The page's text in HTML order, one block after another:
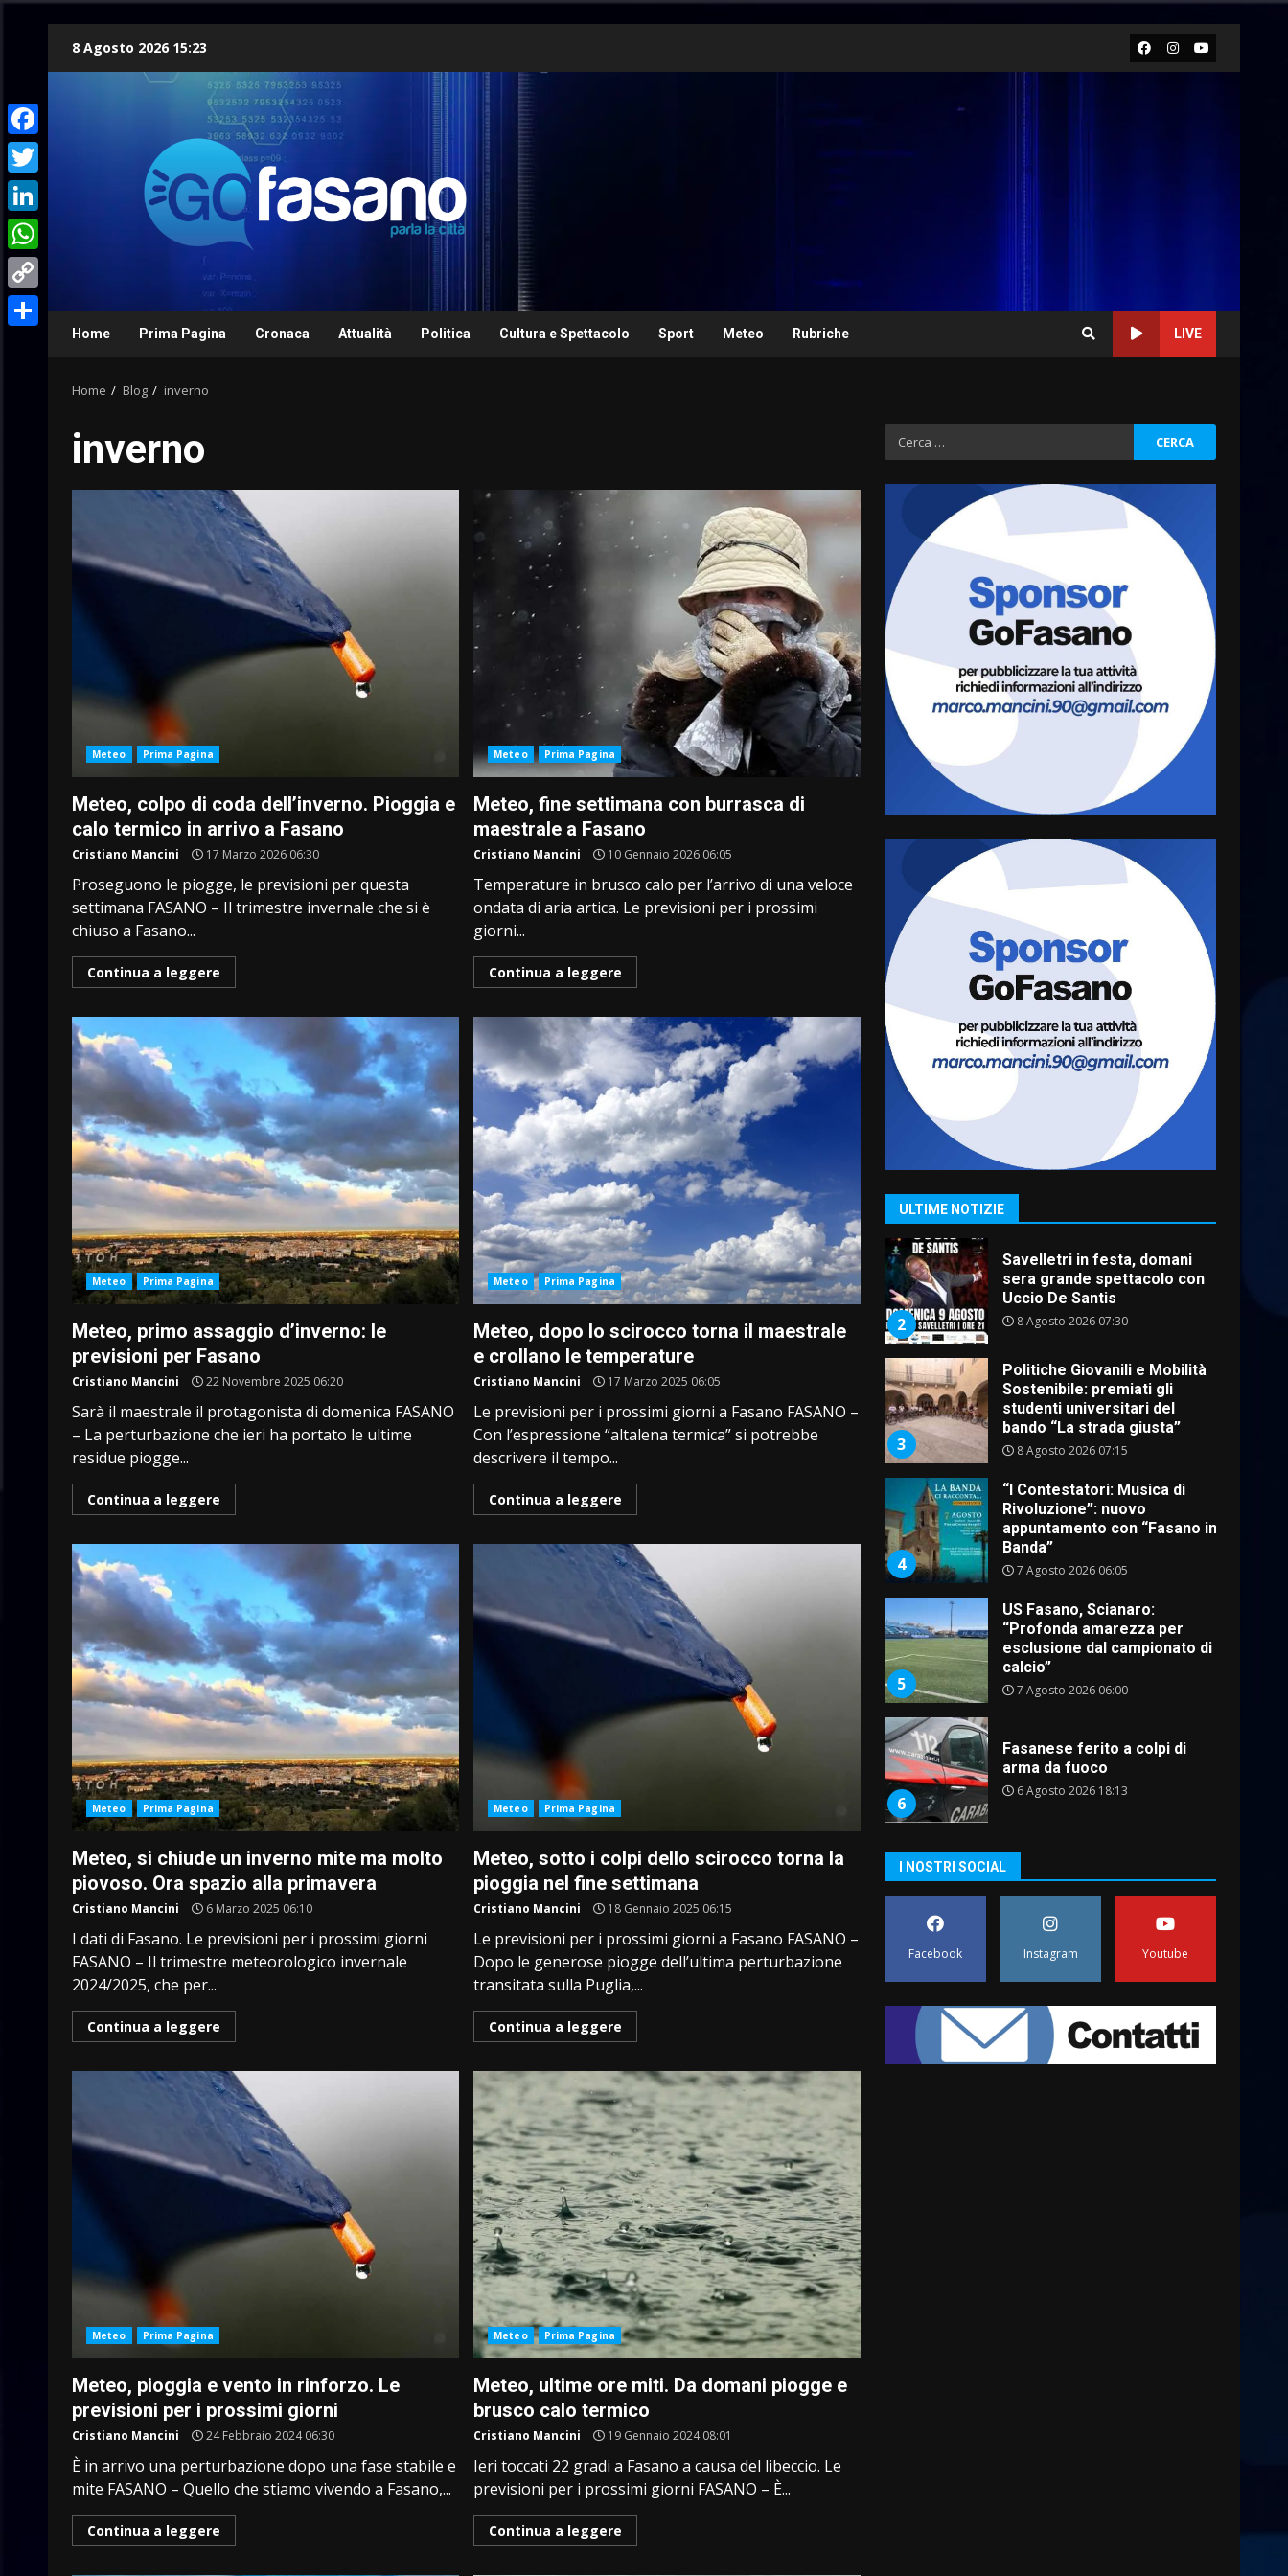
8 Agosto 2026 15:23 Facebook
Instagram
Youtube
Home Prima Pagina Cronaca Attualità Politica Cultura e Spettacolo Sport Meteo Rubriche LIVE
Home Blog inverno
inverno
Meteo Prima Pagina
Meteo, colpo di coda dell’inverno. Pioggia e
calo termico in arrivo a Fasano
Cristiano Mancini 17 Marzo 2026 06:30
Proseguono le piogge, le previsioni per questa
settimana FASANO – Il trimestre invernale che si è
chiuso a Fasano...
Continua a leggere
Meteo Prima Pagina
Meteo, fine settimana con burrasca di
maestrale a Fasano
Cristiano Mancini 10 Gennaio 2026 06:05
Temperature in brusco calo per l’arrivo di una veloce
ondata di aria artica. Le previsioni per i prossimi
giorni...
Continua a leggere
Meteo Prima Pagina
Meteo, primo assaggio d’inverno: le
previsioni per Fasano
Cristiano Mancini 22 Novembre 2025 06:20
Sarà il maestrale il protagonista di domenica FASANO
– La perturbazione che ieri ha portato le ultime
residue piogge...
Continua a leggere
Meteo Prima Pagina
Meteo, dopo lo scirocco torna il maestrale
e crollano le temperature
Cristiano Mancini 17 Marzo 2025 06:05
Le previsioni per i prossimi giorni a Fasano FASANO –
Con l’espressione “altalena termica” si potrebbe
descrivere il tempo...
Continua a leggere
Meteo Prima Pagina
Meteo, si chiude un inverno mite ma molto
piovoso. Ora spazio alla primavera
Cristiano Mancini 6 Marzo 2025 06:10
I dati di Fasano. Le previsioni per i prossimi giorni
FASANO – Il trimestre meteorologico invernale
2024/2025, che per...
Continua a leggere
Meteo Prima Pagina
Meteo, sotto i colpi dello scirocco torna la
pioggia nel fine settimana
Cristiano Mancini 18 Gennaio 2025 06:15
Le previsioni per i prossimi giorni a Fasano FASANO –
Dopo le generose piogge dell’ultima perturbazione
transitata sulla Puglia,...
Continua a leggere
Meteo Prima Pagina
Meteo, pioggia e vento in rinforzo. Le
previsioni per i prossimi giorni
Cristiano Mancini 24 Febbraio 2024 06:30
È in arrivo una perturbazione dopo una fase stabile e
mite FASANO – Quello che stiamo vivendo a Fasano,...
Continua a leggere
Meteo Prima Pagina
Meteo, ultime ore miti. Da domani piogge e
brusco calo termico
Cristiano Mancini 19 Gennaio 2024 08:01
Ieri toccati 22 gradi a Fasano a causa del libeccio. Le
previsioni per i prossimi giorni FASANO – È...
Continua a leggere
Ricerca
per:
ULTIME NOTIZIE
Politiche Giovanili e Mobilità
studenti universitari del
bando “La strada giusta”
8 Agosto 2026 07:15
4
“I Contestatori: Musica di
Rivoluzione”: nuovo
appuntamento con “Fasano in
Banda”
US Fasano, Scianaro:
“Profonda amarezza per
esclusione dal campionato di
calcio”
7 Agosto 2026 06:00
Fasanese ferito a colpi di
arma da fuoco
6 Agosto 2026 18:13
7
Carta d’identità: continua il
piano di aperture
straordinarie del Comune di
Fasano
6 Agosto 2026 14:16
La Banda Città di Fasano apre
ufficialmente la Festa di
Savelletri
8 Agosto 2026 11:00
2
sera grande spettacolo con
Uccio De Santis
3
Politiche Giovanili e Mobilità
Sostenibile: premiati gli
studenti universitari del
8 Agosto 2026 07:15
“I Contestatori: Musica di
Rivoluzione”: nuovo
appuntamento con “Fasano in
7 Agosto 2026 06:05
US Fasano, Scianaro:
“Profonda amarezza per
esclusione dal campionato di
7 Agosto 2026 06:00
6
Fasanese ferito a colpi di
arma da fuoco
7
Carta d’identità: continua il
piano di aperture
6 Agosto 2026 14:16
ufficialmente la Festa di
8 Agosto 2026 11:00
Savelletri in festa, domani
sera grande spettacolo con
Uccio De Santis
I NOSTRI SOCIAL
Facebook Instagram Youtube
Facebook
Twitter
LinkedIn
WhatsApp
Copy